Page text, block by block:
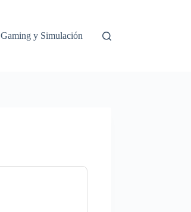
Gaming y Simulación